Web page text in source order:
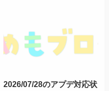
2026/07/28のアプデ対応状